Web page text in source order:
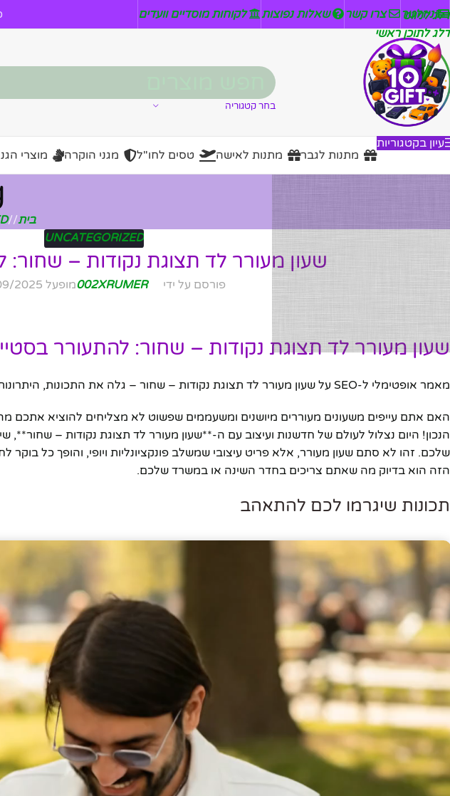
דלג לניווט
דלג לתוכן ראשי
ניזלטר צרו קשר שאלות נפוצות לקוחות מוסדיים וועדים
בחר קטגוריה
עיון בקטגוריות
מתנות לגבר
מתנות לאישה טסים לחו"ל מגני הוקרה מוצרי
בית/
UNCATEGORIZED
שעון מעורר לד תצוגת נקודות – שחור:
פורסם על ידי 002XRUMERמופעל 26/09/2025
שעון מעורר לד תצוגת נקודות – שחור: להתעורר
מאמר אופטימלי ל-SEO על שעון מעורר לד תצוגת נקודות – שחור – גלה את התכונות, היתרונות, ולמה כדאי לרכוש אותו היום.
האם אתם עייפים משעונים מעוררים מיושנים ומשעממים שפשוט לא מצליחים להוציא אתכם
הנכון! היום נצלול לעולם של חדשנות ועיצוב עם ה-**שעון מעורר לד תצוגת נקודות –
שלכם. זהו לא סתם שעון מעורר, אלא פריט עיצובי שמשלב פונקציונליות ויופי, והופך כל בוקר
הזה הוא בדיוק מה שאתם צריכים בחדר השינה או במשרד שלכם.
תכונות שיגרמו לכם להתאהב